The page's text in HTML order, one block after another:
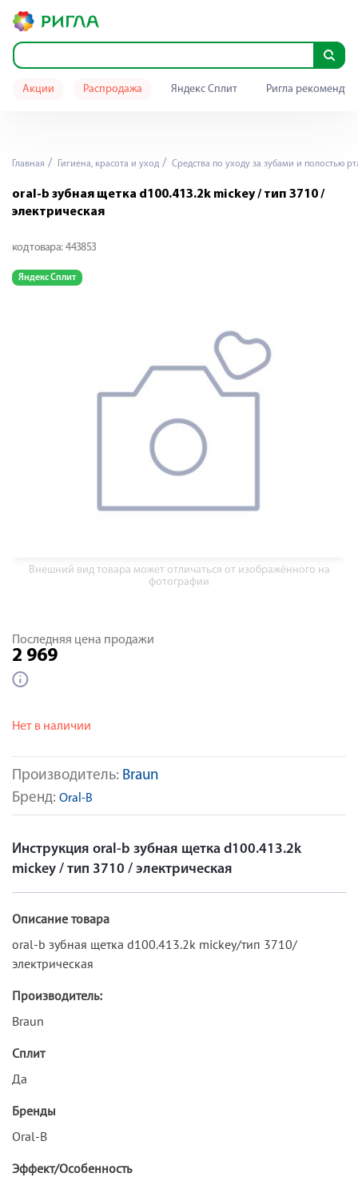
Акции Распродажа Яндекс Сплит Ригла
Главная Гигиена, красота и уход Средства по уходу за зубами и полостью
oral-b зубная щетка d100.413.2k mickey / тип 3710 /
электрическая
код товара: 443853
Яндекс Сплит
Внешний вид товара может отличаться от изображённого на
фотографии
Производитель: Braun
Бренд: Oral-B
Последняя цена продажи
2 969
Нет в наличии
Инструкция oral-b зубная щетка d100.413.2k
mickey / тип 3710 / электрическая
Описание товара
oral-b зубная щетка d100.413.2k mickey/тип 3710/
электрическая
Производитель:
Braun
Сплит
Да
Бренды
Oral-B
Эффект/Особенность